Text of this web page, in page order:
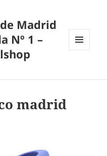
Madrid
Nº 1 –
madrid